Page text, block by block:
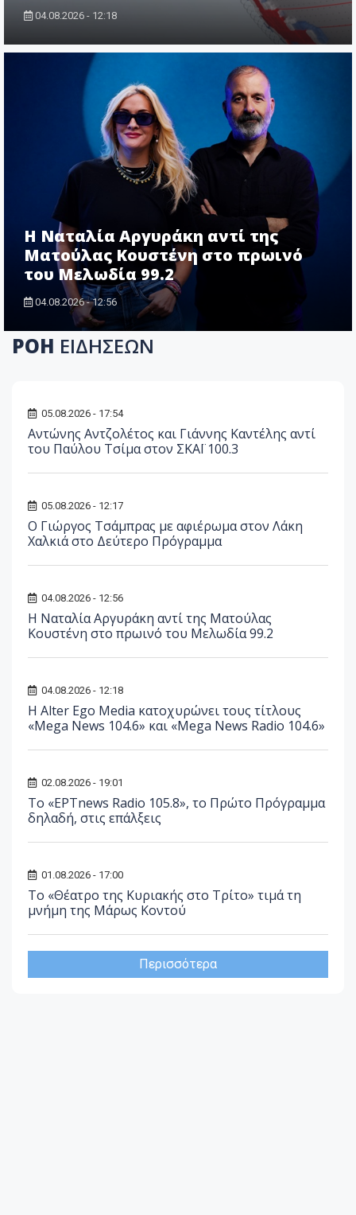
04.08.2026 - 12:18
Η Ναταλία Αργυράκη αντί της
Ματούλας Κουστένη στο πρωινό
του Μελωδία 99.2
04.08.2026 - 12:56
ΡΟΗ ΕΙΔΗΣΕΩΝ
05.08.2026 - 17:54
Αντώνης Αντζολέτος και Γιάννης Καντέλης αντί
του Παύλου Τσίμα στον ΣΚΑΪ 100.3
05.08.2026 - 12:17
O Γιώργος Τσάμπρας με αφιέρωμα στον Λάκη
Χαλκιά στο Δεύτερο Πρόγραμμα
04.08.2026 - 12:56
Η Ναταλία Αργυράκη αντί της Ματούλας
Κουστένη στο πρωινό του Μελωδία 99.2
04.08.2026 - 12:18
Η Alter Ego Media κατοχυρώνει τους τίτλους
«Mega News 104.6» και «Mega News Radio 104.6»
02.08.2026 - 19:01
Το «ΕΡΤnews Radio 105.8», το Πρώτο Πρόγραμμα
δηλαδή, στις επάλξεις
01.08.2026 - 17:00
Το «Θέατρο της Κυριακής στο Τρίτο» τιμά τη
μνήμη της Μάρως Κοντού
Περισσότερα